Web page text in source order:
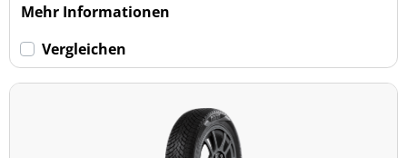
Keine Run-flat (45)
Mehr Informationen
Vergleichen